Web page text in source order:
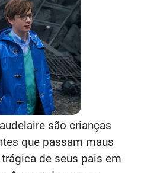
são crianças
que passam maus
de seus pais em